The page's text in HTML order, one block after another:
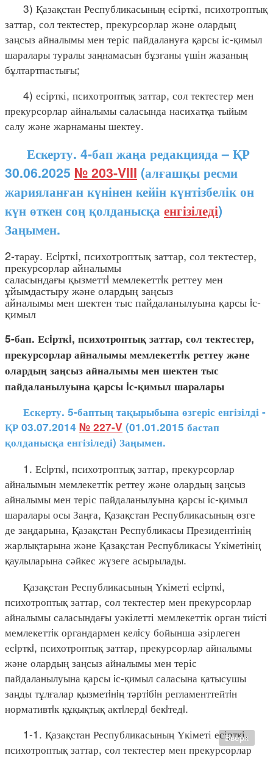
3) Қазақстан Республикасының есірткі, психотроптық
заттар, сол тектестер, прекурсорлар және олардың
заңсыз айналымы мен теріс пайдалануға қарсы іс-қимыл
шаралары туралы заңнамасын бұзғаны үшін жазаның
бұлтартпастығы;
4) есірткі, психотроптық заттар, сол тектестер мен
прекурсорлар айналымы саласында насихатқа тыйым
салу және жарнаманы шектеу.
Ескерту. 4-бап жаңа редакцияда – ҚР
30.06.2025 № 203-VIII (алғашқы ресми
жарияланған күнінен кейін күнтізбелік он
күн өткен соң қолданысқа енгізіледі)
Заңымен.
2-тарау. Есiрткi, психотроптық заттар, сол тектестер,
прекурсорлар айналымы
саласындағы қызметтi мемлекеттiк реттеу мен
ұйымдастыру және олардың заңсыз
айналымы мен шектен тыс пайдаланылуына қарсы iс-
қимыл
5-бап. Есiрткi, психотроптық заттар, сол тектестер,
прекурсорлар айналымы мемлекеттiк реттеу және
олардың заңсыз айналымы мен шектен тыс
пайдаланылуына қарсы iс-қимыл шаралары
Ескерту. 5-баптың тақырыбына өзгеріс енгізілді -
ҚР 03.07.2014 № 227-V (01.01.2015 бастап
қолданысқа енгізіледі) Заңымен.
1. Есiрткi, психотроптық заттар, прекурсорлар
айналымын мемлекеттiк реттеу және олардың заңсыз
айналымы мен теріс пайдаланылуына қарсы iс-қимыл
шаралары осы Заңға, Қазақстан Республикасының өзге
де заңдарына, Қазақстан Республикасы Президентінің
жарлықтарына және Қазақстан Республикасы Үкiметiнің
қаулыларына сәйкес жүзеге асырылады.
Қазақстан Республикасының Үкіметі есiрткi,
психотроптық заттар, сол тектестер мен прекурсорлар
айналымы саласындағы уәкілетті мемлекеттік орган тиiстi
мемлекеттiк органдармен келiсу бойынша әзірлеген
есiрткi, психотроптық заттар, прекурсорлар айналымы
және олардың заңсыз айналымы мен теріс
пайдаланылуына қарсы iс-қимыл саласына қатысушы
заңды тұлғалар қызметiнiң тәртiбiн регламенттейтiн
нормативтiк құқықтық актiлердi бекiтедi.
1-1. Қазақстан Республикасының Үкіметі есірткі,
психотроптық заттар, сол тектестер мен прекурсорлар
Вверх